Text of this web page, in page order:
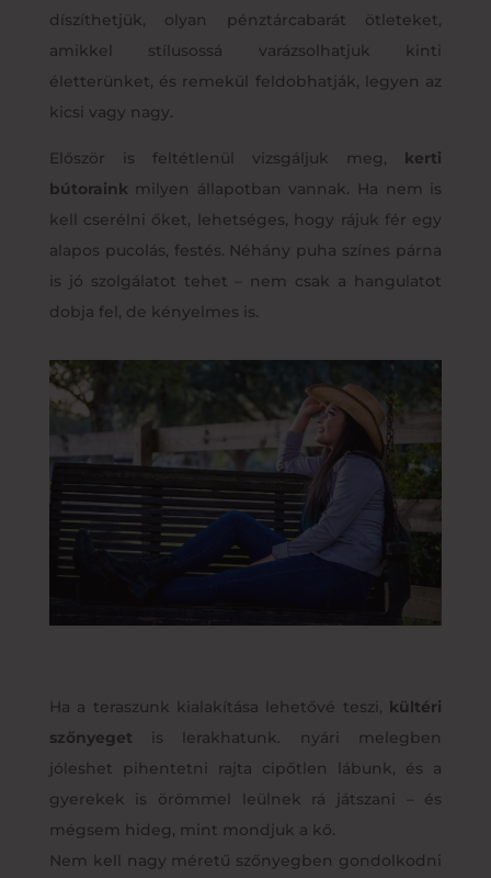
díszíthetjük, olyan pénztárcabarát ötleteket,
amikkel stílusossá varázsolhatjuk kinti
életterünket, és remekül feldobhatják, legyen az
kicsi vagy nagy.
Először is feltétlenül vizsgáljuk meg, kerti
bútorainkmilyen állapotban vannak. Ha nem is
kell cserélni őket, lehetséges, hogy rájuk fér egy
alapos pucolás, festés. Néhány puha színes párna
is jó szolgálatot tehet – nem csak a hangulatot
dobja fel, de kényelmes is.
Ha a teraszunk kialakítása lehetővé teszi, kültéri
szőnyeget is lerakhatunk. nyári melegben
jóleshet pihentetni rajta cipőtlen lábunk, és a
gyerekek is örömmel leülnek rá játszani – és
mégsem hideg, mint mondjuk a kő.
Nem kell nagy méretű szőnyegben gondolkodni